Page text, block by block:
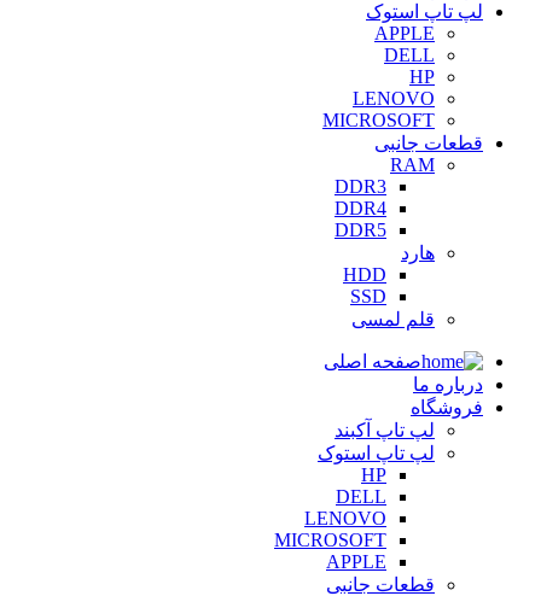
لپ تاپ استوک
APPLE
DELL
HP
LENOVO
MICROSOFT
قطعات جانبی
RAM
DDR3
DDR4
DDR5
هارد
HDD
SSD
قلم لمسی
صفحه اصلی
درباره ما
فروشگاه
لپ تاپ آکبند
لپ تاپ استوک
HP
DELL
LENOVO
MICROSOFT
APPLE
قطعات جانبی